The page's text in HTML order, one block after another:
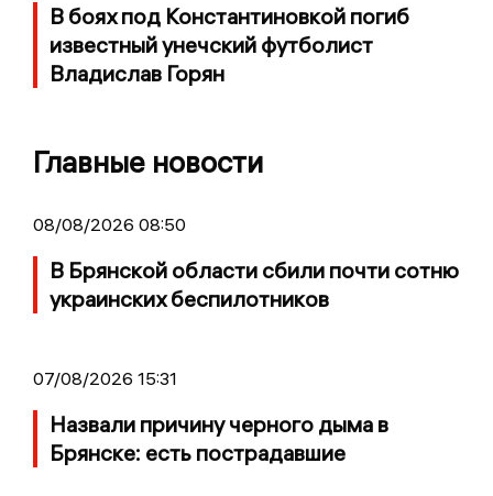
В боях под Константиновкой погиб
известный унечский футболист
Владислав Горян
Главные новости
08/08/2026 08:50
В Брянской области сбили почти сотню
украинских беспилотников
07/08/2026 15:31
Назвали причину черного дыма в
Брянске: есть пострадавшие